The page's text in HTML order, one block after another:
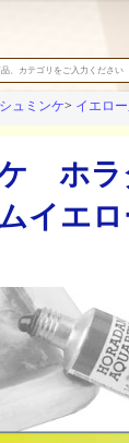
シュミンケ イエロ
ホ
イエロ